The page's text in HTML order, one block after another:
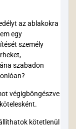
az ablakokra
egy
személy
szabadon
végigböngészve
kötetlenül